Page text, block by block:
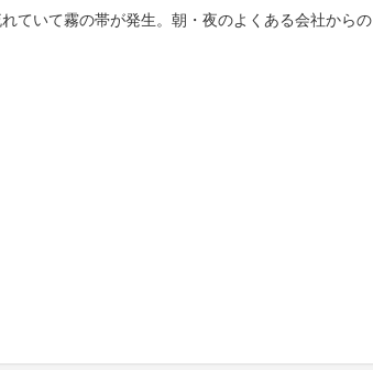
ていて霧の帯が発生。朝・夜のよくある会社からの